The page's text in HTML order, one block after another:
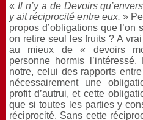
« Il n’y a de Devoirs
y ait réciprocité entre eux. »
propos d’obligations que l’on
on retire seul les fruits ? A
au mieux de « devoirs
personne hormis
notre, celui des rapports
nécessairement une
profit d’autrui, et cette
que si toutes les parties y
réciprocité. Sans cette